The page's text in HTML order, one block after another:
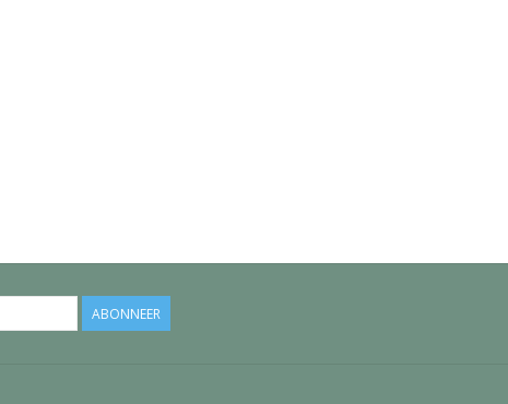
ABONNEER